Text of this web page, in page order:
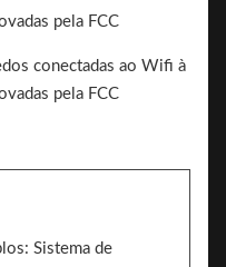
Sistema de